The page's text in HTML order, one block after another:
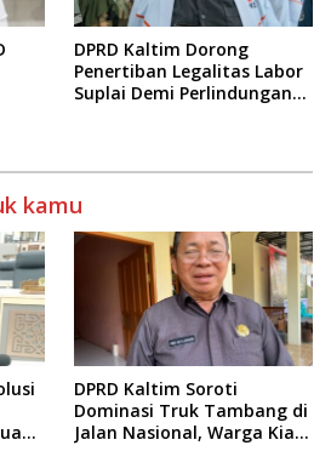
DPRD Kaltim Dorong
Penertiban Legalitas Labor
Suplai Demi Perlindungan
kamu
DPRD Kaltim Soroti
Dominasi Truk Tambang di
Jalan Nasional, Warga Kian